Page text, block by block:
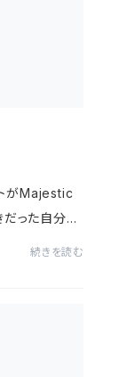
がMajestic
った自分に
続きを読む